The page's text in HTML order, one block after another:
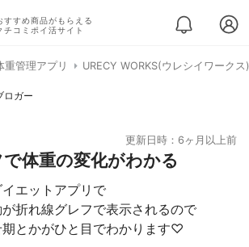
すすめ商品がもらえる
チコミポイ活サイト
重管理アプリ URECY WORKS(ウレシイワーク
ロガー
更新日時：6ヶ月以上前
体重の変化がわかる
エットアプリで
折れ線グレフで表示されるので
とかがひと目でわかります♡